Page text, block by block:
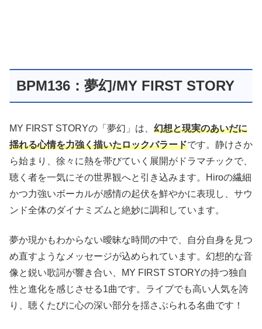
BPM136：夢幻/MY FIRST STORY
MY FIRST STORYの「夢幻」は、 幻想と現実のあいだに
揺れる心情を力強く描いたロックバラードです。静けさか
ら始まり、徐々に熱を帯びていく展開がドラマチックで、
聴く者を一気にその世界観へと引き込みます。Hiroの繊細
かつ力強いボーカルが感情の起伏を鮮やかに表現し、サウ
ンド全体のダイナミズムと絶妙に調和しています。
夢か現かもわからない曖昧な時間の中で、自分自身を見つ
め直すようなメッセージが込められています。幻想的な音
像と鋭い歌詞が響き合い、MY FIRST STORYの持つ独自
性と進化を感じさせる1曲です。ライブでも高い人気を誇
り、聴くたびに心の深い部分を揺さぶられる名曲です！